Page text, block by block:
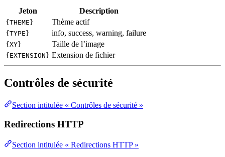
Jeton Description
{THEME} Thème actif
{TYPE} info, success, warning, failure
{XY} Taille de l’image
{EXTENSION} Extension de fichier
Contrôles de sécurité
Section intitulée « Contrôles de sécurité »
Redirections HTTP
Section intitulée « Redirections HTTP »